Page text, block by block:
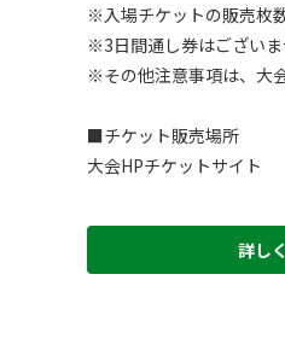
※入場チケットの販売枚
※3日間通し券はございま
※その他注意事項は、大
■チケット販売場所
大会HPチケットサイト
詳し